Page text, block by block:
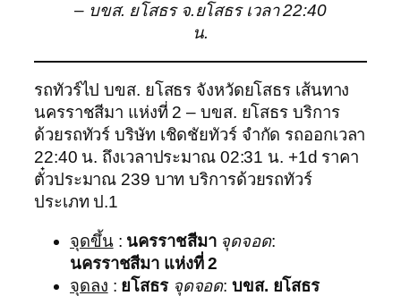
– บขส. ยโสธร จ.ยโสธร เวลา 22:40
น.
รถทัวร์ไป บขส. ยโสธร จังหวัดยโสธร เส้นทาง
นครราชสีมา แห่งที่ 2 – บขส. ยโสธร บริการ
ด้วยรถทัวร์ บริษัท เชิดชัยทัวร์ จำกัด รถออกเวลา
22:40 น. ถึงเวลาประมาณ 02:31 น. +1d ราคา
ตั๋วประมาณ 239 บาท บริการด้วยรถทัวร์
ประเภท ป.1
จุดขึ้น: นครราชสีมา จุดจอด:
นครราชสีมา แห่งที่ 2
จุดลง : ยโสธร จุดจอด:บขส. ยโสธร